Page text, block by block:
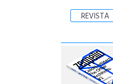
REVISTA